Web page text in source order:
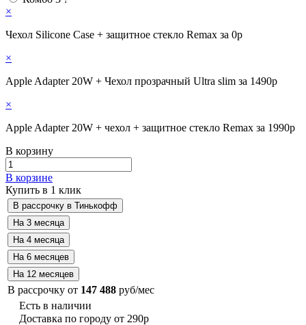
×
Чехол Silicone Case + защитное стекло Remax за 0р
×
Apple Adapter 20W + Чехол прозрачный Ultra slim за 1490р
×
Apple Adapter 20W + чехол + защитное стекло Remax за 1990р
В корзину
В корзине
Купить в 1 клик
В рассрочку от 147 488 руб/мес
Есть в наличии
Доставка по городу от 290р